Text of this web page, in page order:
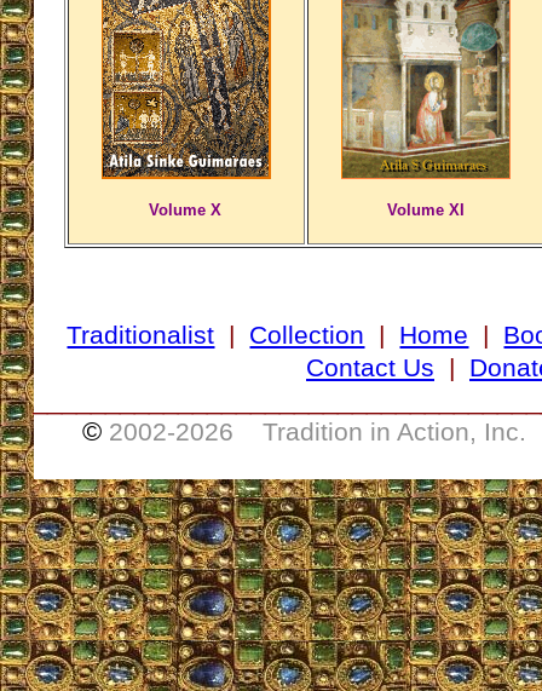
Volume X Volume XI
Traditionalist | Collection | Home |
Contact Us |
© 2002-2026 Tradition in Action, Inc.